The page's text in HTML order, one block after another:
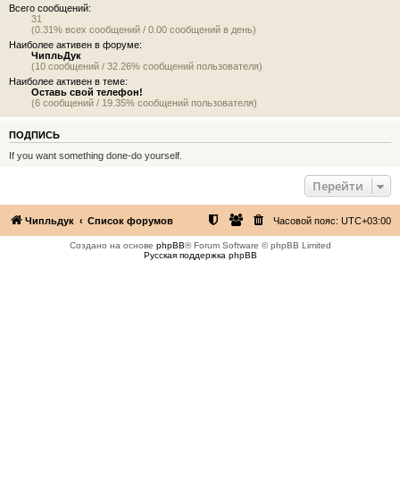
Всего сообщений:
31
(0.31% всех сообщений / 0.00 сообщений в день)
Наиболее активен в форуме:
ЧипльДук
(10 сообщений / 32.26% сообщений пользователя)
Наиболее активен в теме:
Оставь свой телефон!
(6 сообщений / 19.35% сообщений пользователя)
ПОДПИСЬ
If you want something done-do yourself.
Перейти
Чипльдук Список форумов Часовой пояс: UTC+03:00
Создано на основе phpBB® Forum Software © phpBB Limited
Русская поддержка phpBB